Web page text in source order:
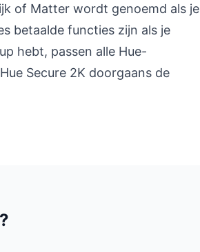
of Matter wordt genoemd als je
betaalde functies zijn als je
hebt, passen alle Hue-
Secure 2K doorgaans de